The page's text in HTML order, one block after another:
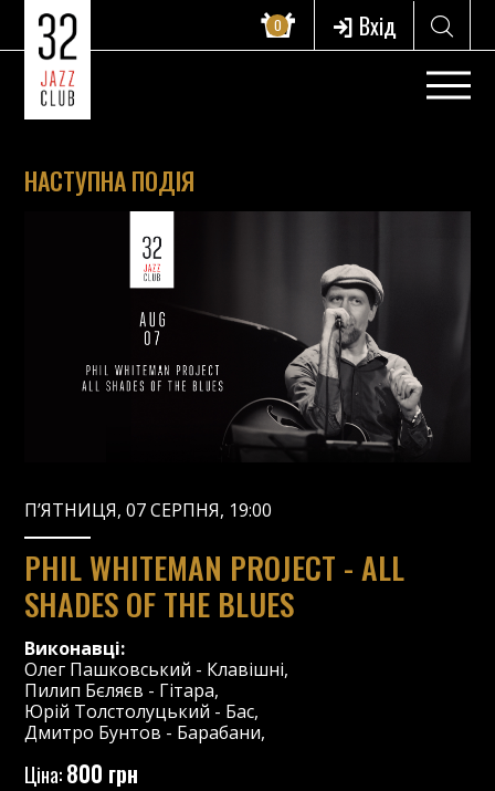
0 Вхід
НАСТУПНА ПОДІЯ
П’ЯТНИЦЯ, 07 СЕРПНЯ, 19:00
PHIL WHITEMAN PROJECT - ALL
SHADES OF THE BLUES
Виконавці:
Олег Пашковський - Клавішні,
Пилип Бєляєв - Гітара,
Юрій Толстолуцький - Бас,
Дмитро Бунтов - Барабани,
Ціна:800 грн